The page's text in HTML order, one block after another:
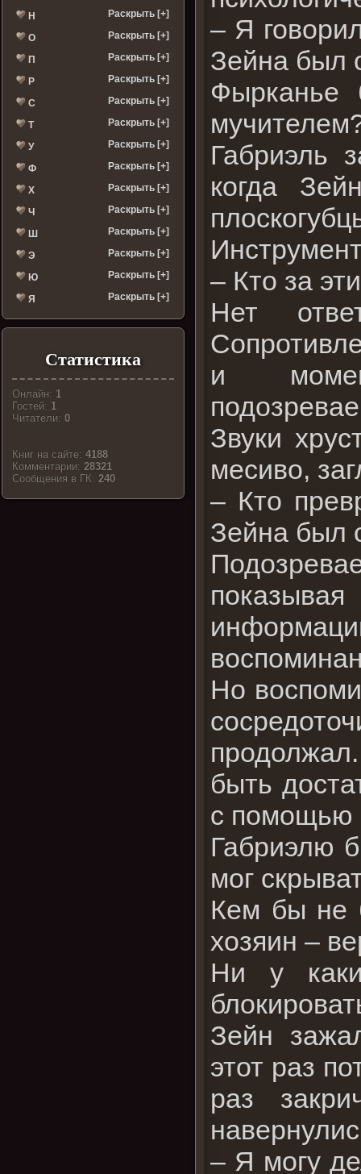
Н Раскрыть [+]
О Раскрыть [+]
П Раскрыть [+]
Р Раскрыть [+]
С Раскрыть [+]
Т Раскрыть [+]
У Раскрыть [+]
Ф Раскрыть [+]
Х Раскрыть [+]
Ч Раскрыть [+]
Ш Раскрыть [+]
Э Раскрыть [+]
Ю Раскрыть [+]
Я Раскрыть [+]
Статистика
Онлайн: 1
Гостей: 1
Читатели:0
Книг на сайте:4188
Комментарии:28321
Cообщения в ГК:240
– Я
Зейна был
Фырканье
Габриэль
когда
– Кто за
Нет
и
Звуки
месиво,
– Кто
Зейна был
Но
быть
с помощью
Габриэлю
мог
Кем бы не
хозяин –
Ни у
Зейн
этот раз
раз
– Я могу